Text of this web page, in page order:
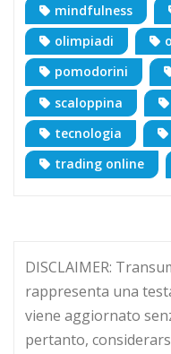
mindfulness
olimpiadi
pomodorini
scaloppina
tecnologia
trading online
DISCLAIMER:
rappresenta una
viene aggiornato
pertanto,